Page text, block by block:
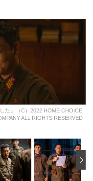
た』（C）2022 HOME CHOICE
ALL RIGHTS RESERVED